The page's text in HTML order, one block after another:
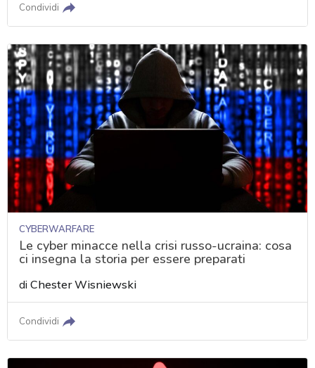
Condividi
CYBERWARFARE
Le cyber minacce nella crisi russo-ucraina: cosa
ci insegna la storia per essere preparati
diChester Wisniewski
Condividi